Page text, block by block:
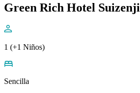
Green Rich Hotel Suizenji
1 (+1 Niños)
Sencilla